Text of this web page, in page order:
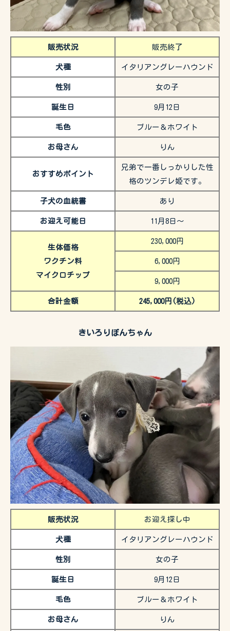
販売状況 販売終了
犬種 イタリアングレーハウンド
性別 女の子
誕生日 9月12日
毛色 ブルー＆ホワイト
お母さん りん
おすすめポイント
兄弟で一番しっかりした性
格のツンデレ姫です。
子犬の血統書 あり
お迎え可能日 11月8日〜
生体価格
ワクチン料
マイクロチップ
230,000円
6,000円
9,000円
合計金額 245,000円(税込)
きいろりぼんちゃん
販売状況 お迎え探し中
犬種 イタリアングレーハウンド
性別 女の子
誕生日 9月12日
毛色 ブルー＆ホワイト
お母さん りん